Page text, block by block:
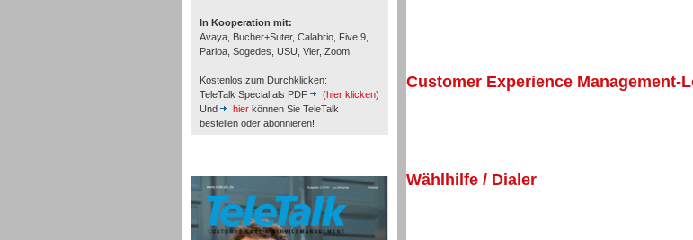
In Kooperation mit:
Avaya, Bucher+Suter, Calabrio, Five 9,
Parloa, Sogedes, USU, Vier, Zoom
Kostenlos zum Durchklicken:
TeleTalk Special als PDF
(hier klicken)
Und
hier können Sie TeleTalk
bestellen oder abonnieren!
Customer Experience Management-
Wählhilfe / Dialer